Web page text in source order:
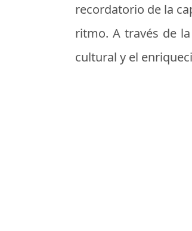
recordatorio de la
ritmo. A través de
cultural y el